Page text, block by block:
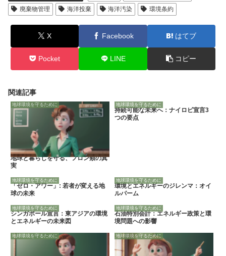
廃棄物管理
海洋投棄 海洋汚染 環境条約
X Facebook はてブ
Pocket LINE コピー
関連記事
地球環境を守るために
地球と暮らしを守る、フロン類の真
実
地球環境を守るために
持続可能な未来へ：ナイロビ宣言3
つの要点
地球環境を守るために
「ゼロ・アワー」: 若者が変える地
球の未来
地球環境を守るために
環境とエネルギーのジレンマ：オイ
ルパーム
地球環境を守るために
シンガポール宣言：東アジアの環境
とエネルギーの未来図
地球環境を守るために
石油特別会計：エネルギー政策と環
境問題への影響
地球環境を守るために 地球環境を守るために